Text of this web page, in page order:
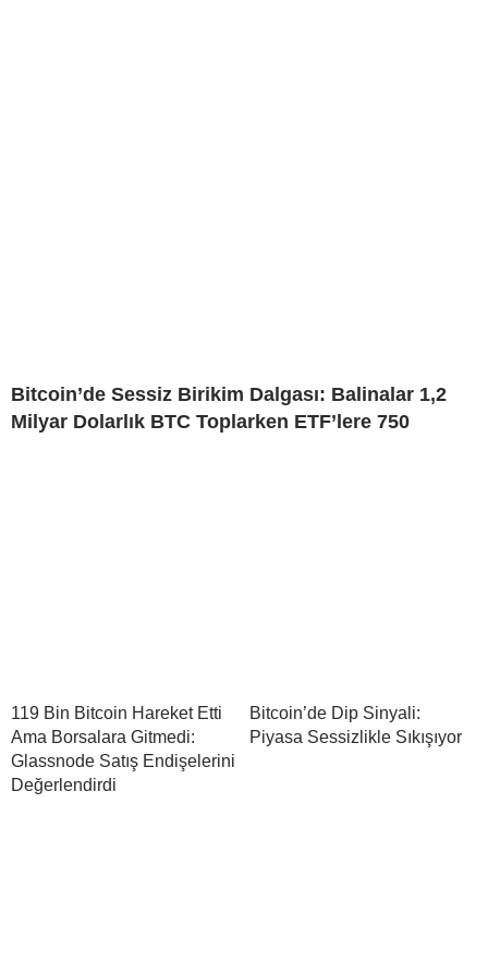
Bitcoin’de Sessiz Birikim Dalgası: Balinalar 1,2
Milyar Dolarlık BTC Toplarken ETF’lere 750
119 Bin Bitcoin Hareket Etti
Ama Borsalara Gitmedi:
Glassnode Satış Endişelerini
Değerlendirdi
Bitcoin’de Dip Sinyali:
Piyasa Sessizlikle Sıkışıyor